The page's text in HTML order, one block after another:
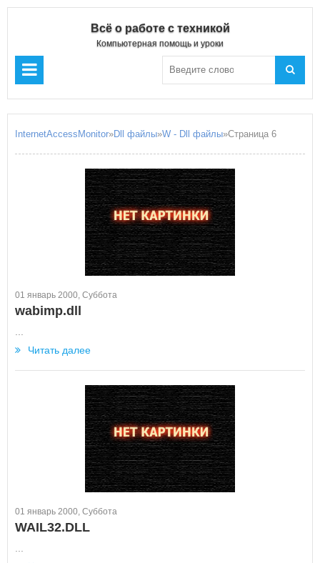
Всё о работе с техникой
Компьютерная помощь и уроки
InternetAccessMonitor»Dll файлы»W - Dll файлы»Страница 6
01 январь 2000, Суббота
wabimp.dll
Читать далее
01 январь 2000, Суббота
WAIL32.DLL